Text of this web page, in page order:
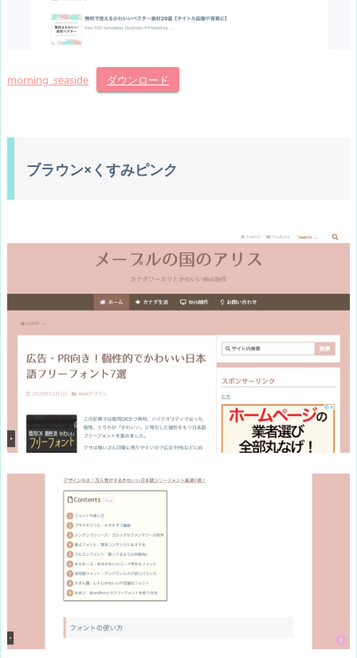
morning_seaside ダウンロード
ブラウン×くすみピンク